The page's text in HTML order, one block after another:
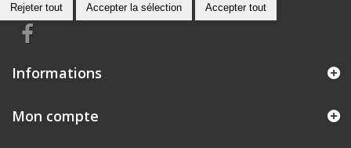
Rejeter tout Accepter la sélection Accepter tout
Informations
Mon compte